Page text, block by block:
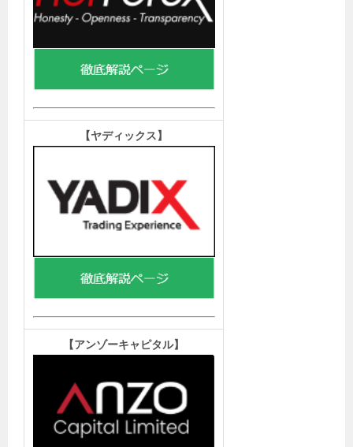
【ヤディックス】
【アンゾーキャピタル】